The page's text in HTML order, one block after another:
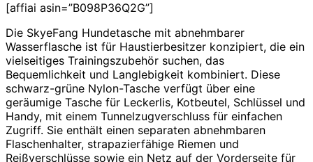
[affiai asin=”B098P36Q2G”]
Die SkyeFang Hundetasche mit abnehmbarer
Wasserflasche ist für Haustierbesitzer konzipiert, die ein
vielseitiges Trainingszubehör suchen, das
Bequemlichkeit und Langlebigkeit kombiniert. Diese
schwarz-grüne Nylon-Tasche verfügt über eine
geräumige Tasche für Leckerlis, Kotbeutel, Schlüssel und
Handy, mit einem Tunnelzugverschluss für einfachen
Zugriff. Sie enthält einen separaten abnehmbaren
Flaschenhalter, strapazierfähige Riemen und
Reißverschlüsse sowie ein Netz auf der Vorderseite für